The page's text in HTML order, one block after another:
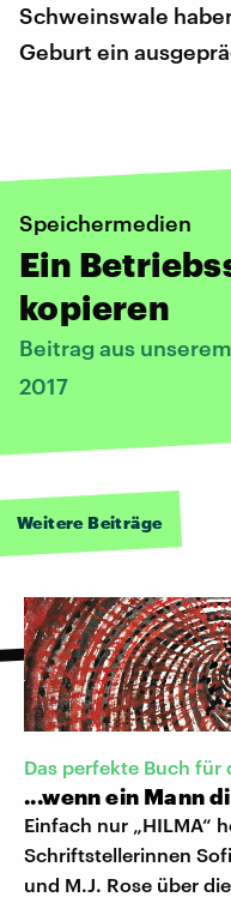
Schweinswale
Geburt ein
Speichermedien
Ein
kopieren
Beitrag aus
2017
Weitere Beiträge
Das perfekte Buch für
...wenn ein Mann
Einfach nur „HILMA“
Schriftstellerinnen
und M.J. Rose über